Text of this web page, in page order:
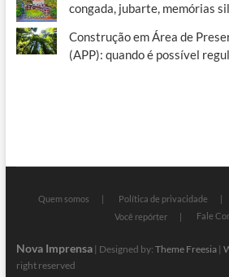
congada, jubarte, memórias
Construção em Área de
(APP): quando é possível
Quem somos Política de privacidade
Você repórter
Fale
Nova Imprensa| Designed by: Theme Freesia|
right reserved